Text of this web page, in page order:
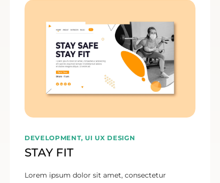
DEVELOPMENT, UI UX DESIGN
STAY FIT
Lorem ipsum dolor sit amet, consectetur